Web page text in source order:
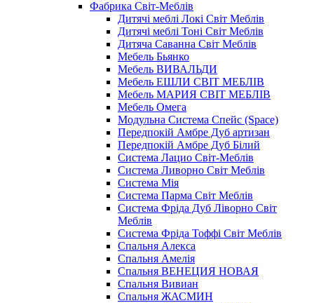
Фабрика Світ-Меблів
Дитячі меблі Локі Світ Меблів
Дитячі меблі Тоні Світ Меблів
Дитяча Саванна Світ Меблів
Мебель Бьянко
Мебель ВИВАЛЬДИ
Мебель ЕШЛИ СВІТ МЕБЛІВ
Мебель МАРИЯ СВІТ МЕБЛІВ
Мебель Омега
Модульна Cистема Спейс (Space)
Передпокій Амбре Дуб артизан
Передпокій Амбре Дуб Білий
Система Лацио Світ-Меблів
Система Ливорно Світ Меблів
Система Мія
Система Парма Свiт Меблiв
Система Фріда Дуб Ліворно Світ
Меблів
Система Фріда Тоффі Світ Меблів
Спальня Алекса
Спальня Амелія
Спальня ВЕНЕЦИЯ НОВАЯ
Спальня Вивиан
Спальня ЖАСМИН